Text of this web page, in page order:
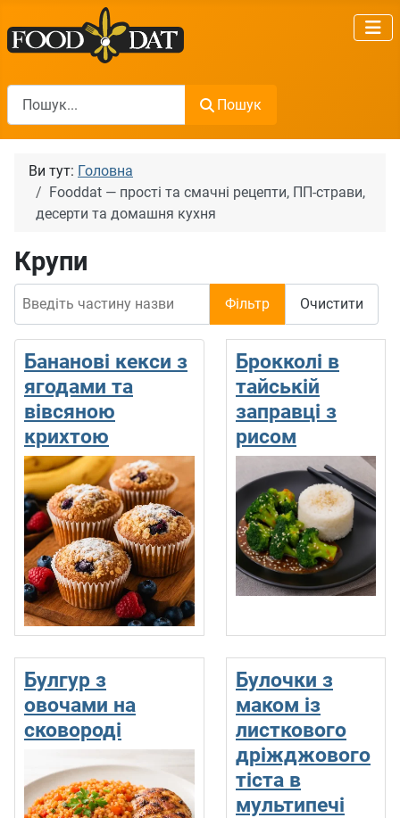
Пошук
Пошук
Ви тут: Головна
Fooddat — прості та смачні рецепти, ПП-страви,
десерти та домашня кухня
Крупи
Фільтр Очистити
Бананові кекси з
ягодами та
вівсяною
крихтою
Брокколі в
тайській
заправці з
рисом
Булгур з
овочами на
сковороді
Булочки з
маком із
листкового
дріжджового
тіста в
мультипечі